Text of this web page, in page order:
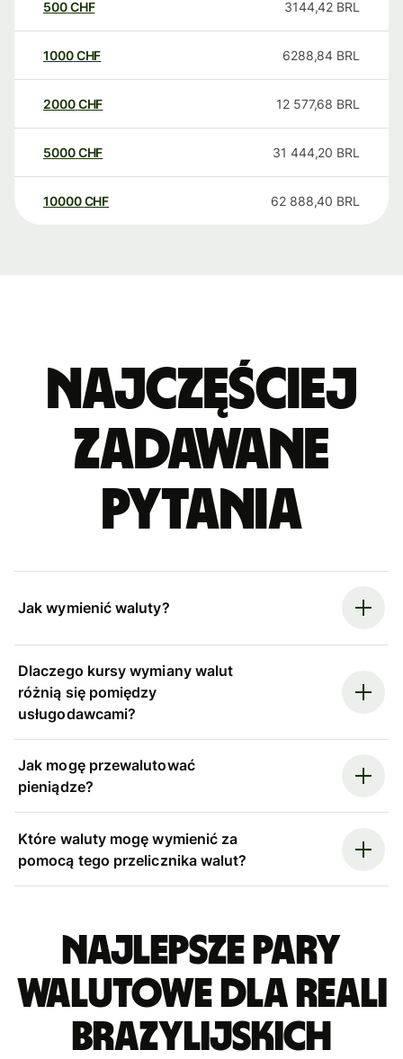
500CHF 3144,42 BRL
1000CHF 6288,84 BRL
2000CHF 12 577,68 BRL
5000CHF 31 444,20 BRL
10000 CHF 62 888,40 BRL
Najczęściej
zadawane
pytania
Jak wymienić waluty?
Dlaczego kursy wymiany walut
różnią się pomiędzy
usługodawcami?
Jak mogę przewalutować
pieniądze?
Które waluty mogę wymienić za
pomocą tego przelicznika walut?
Najlepsze pary
walutowe dla reali
brazylijskich